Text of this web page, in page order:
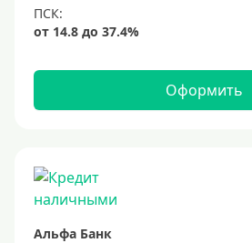
Оформить
Альфа Банк